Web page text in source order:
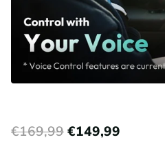
€169,99€149,99